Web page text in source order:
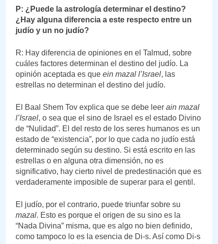
P: ¿Puede la astrología determinar el destino?
¿Hay alguna diferencia a este respecto entre un
judío y un no judío?
R: Hay diferencia de opiniones en el Talmud, sobre
cuáles factores determinan el destino del judío. La
opinión aceptada es que ein mazal l’Israel, las
estrellas no determinan el destino del judío.
El Baal Shem Tov explica que se debe leer ain mazal
l’Israel, o sea que el sino de Israel es el estado Divino
de “Nulidad”. El del resto de los seres humanos es un
estado de “existencia”, por lo que cada no judío está
determinado según su destino. Si está escrito en las
estrellas o en alguna otra dimensión, no es
significativo, hay cierto nivel de predestinación que es
verdaderamente imposible de superar para el gentil.
El judío, por el contrario, puede triunfar sobre su
mazal. Esto es porque el origen de su sino es la
“Nada Divina” misma, que es algo no bien definido,
como tampoco lo es la esencia de Di-s. Así como Di-s